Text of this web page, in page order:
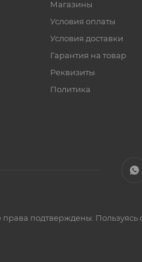
Магазины
Условия оплаты
Условия доставки
Гарантия на товар
Реквизиты
Политика
подтверждены. Пользуясь